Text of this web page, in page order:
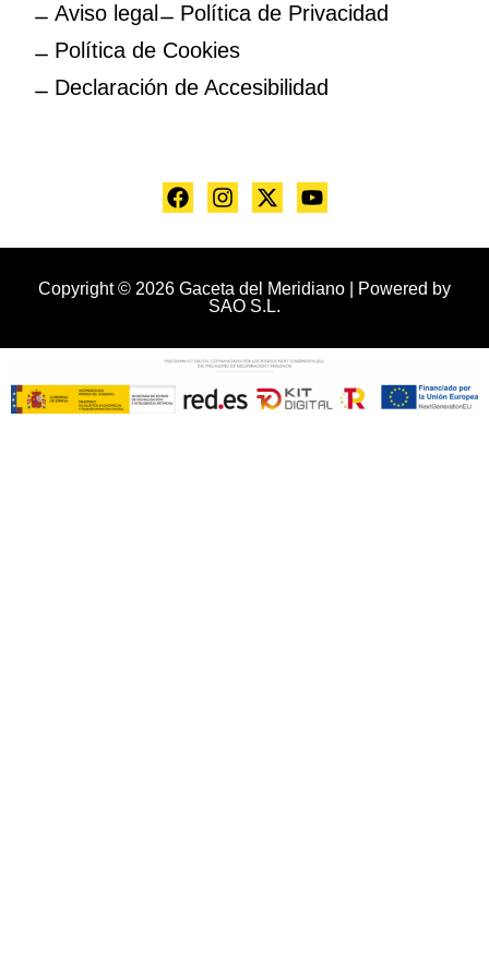
Aviso legal
Política de Privacidad
Política de Cookies
Declaración de Accesibilidad
Copyright © 2026 Gaceta del Meridiano | Powered by
SAO S.L.